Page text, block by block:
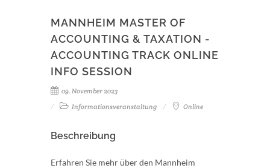
MANNHEIM MASTER OF
ACCOUNTING & TAXATION -
ACCOUNTING TRACK ONLINE
INFO SESSION
09. November 2023
Informationsveranstaltung
Online
Beschreibung
Erfahren Sie mehr über den Mannheim